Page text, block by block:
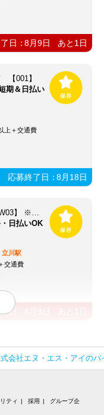
日：8月9日 あと 1 日
【001】
期＆日払い
上＋交通費
応募終了日：8月18日
株式会社ビッグワーク 採用センター【BW03】 ※立川エリア
日払いOK
立川駅
交通費
日：
会社エヌ・エス・アイの
ティ 採用
グループ企